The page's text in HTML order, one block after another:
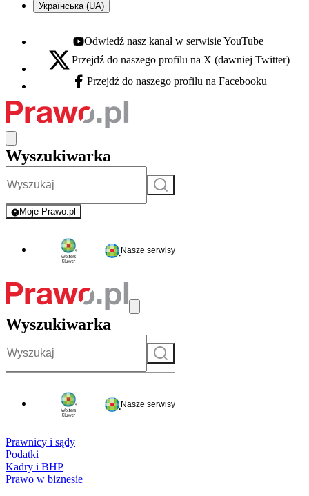
Українська (UA)
Youtube - otwiera się w nowej karcie
Odwiedź nasz kanał w serwisie YouTube
X - otwiera się w nowej karcie
Przejdź do naszego profilu na X (dawniej Twitter)
Facebook - otwiera się w nowej karcie
Przejdź do naszego profilu na Facebooku
Wyszukiwarka
Szukaj
Moje Prawo.pl
- rejestracja i logowanie do serwisu
Nasze serwisy
Wyszukiwarka
Szukaj
Nasze serwisy
Prawnicy i sądy
Podatki
Kadry i BHP
Prawo w biznesie